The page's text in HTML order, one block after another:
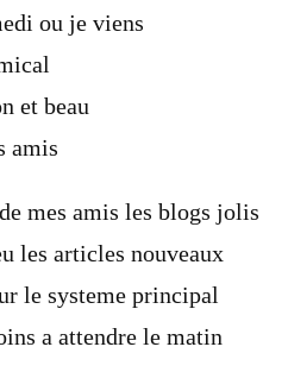
ou je viens
et beau
amis
mes amis les blogs jolis
les articles nouveaux
le systeme principal
a attendre le matin